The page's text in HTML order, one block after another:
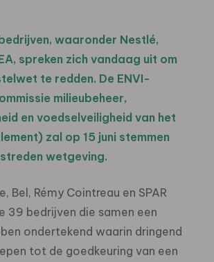
waaronder Nestlé,
spreken zich vandaag uit om
te redden. De ENVI-
milieubeheer,
en voedselveiligheid van het
zal op 15 juni stemmen
wetgeving.
Bel, Rémy Cointreau en SPAR
39 bedrijven die samen een
ondertekend waarin dringend
tot de goedkeuring van een